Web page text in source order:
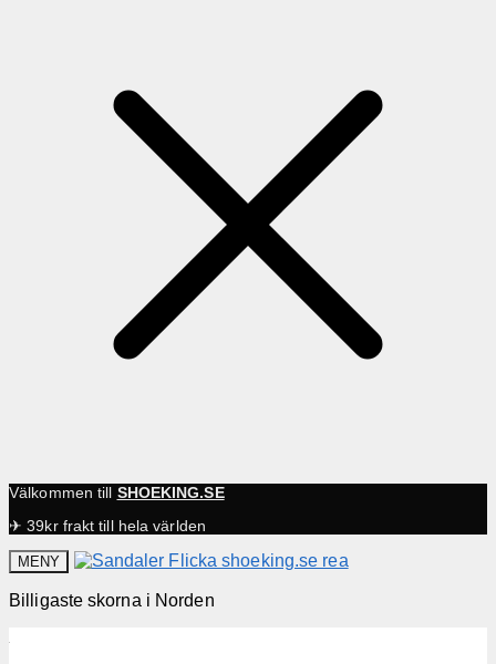
Välkommen till SHOEKING.SE
✈ 39kr frakt till hela världen
MENY
Billigaste skorna i Norden